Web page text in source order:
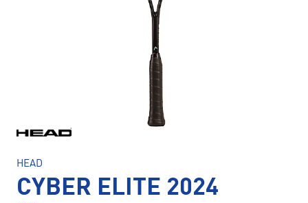
HEAD
CYBER ELITE 2024